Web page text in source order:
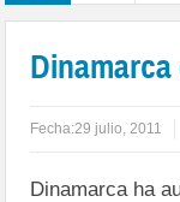
Fecha:29 julio, 2011
Dinamarca ha